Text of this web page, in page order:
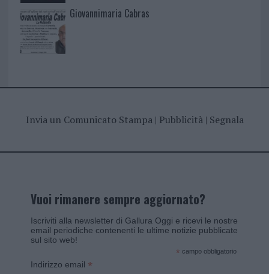
Giovannimaria Cabras
Invia un Comunicato Stampa| Pubblicità| Segnala
Vuoi rimanere sempre aggiornato?
Iscriviti alla newsletter di Gallura Oggi e ricevi le nostre
email periodiche contenenti le ultime notizie pubblicate
sul sito web!
* campo obbligatorio
Indirizzo email *